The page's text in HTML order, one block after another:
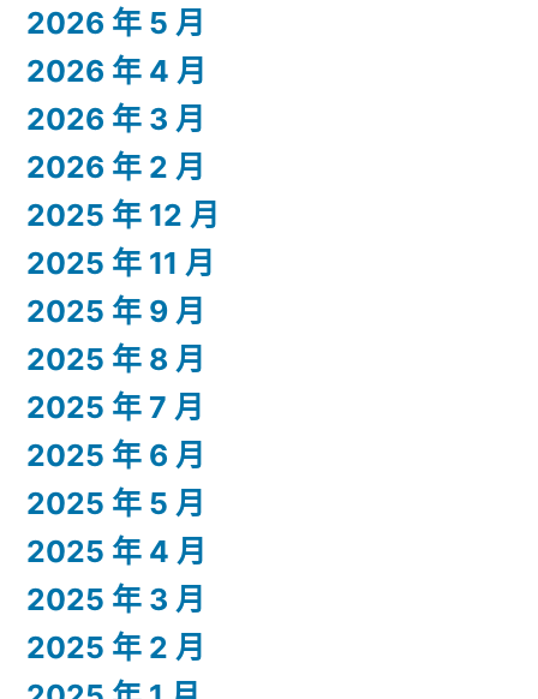
2026 年 5 月
2026 年 4 月
2026 年 3 月
2026 年 2 月
2025 年 12 月
2025 年 11 月
2025 年 9 月
2025 年 8 月
2025 年 7 月
2025 年 6 月
2025 年 5 月
2025 年 4 月
2025 年 3 月
2025 年 2 月